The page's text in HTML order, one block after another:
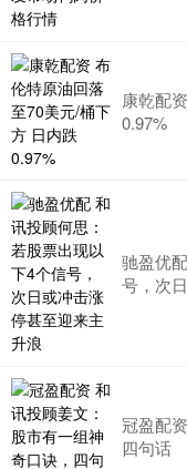
康乾配
0.97%
驰盈优
号，次
冠盈配
四句话